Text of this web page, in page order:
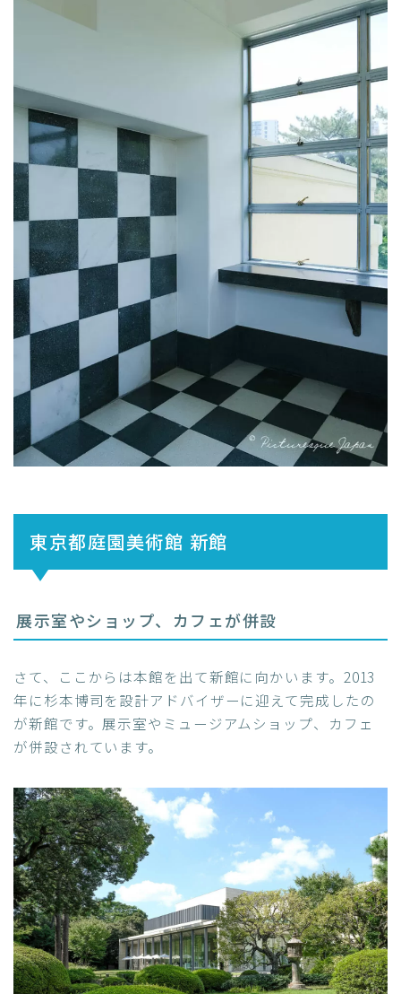
東京都庭園美術館 新館
展示室やショップ、カフェが併設
さて、ここからは本館を出て新館に向かいます。2013
年に杉本博司を設計アドバイザーに迎えて完成したの
が新館です。展示室やミュージアムショップ、カフェ
が併設されています。